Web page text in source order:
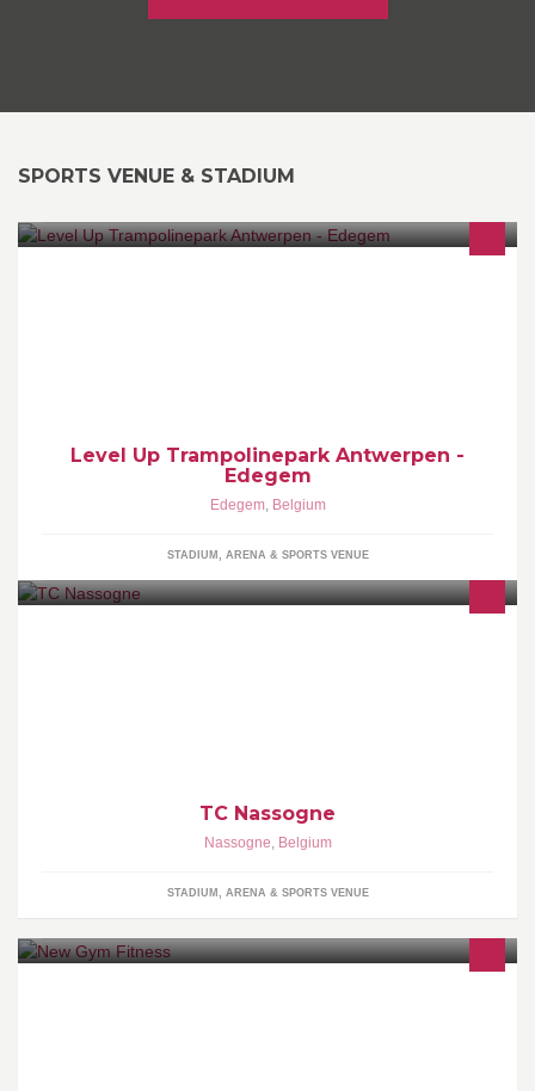
SPORTS VENUE & STADIUM
Level Up Trampolinepark Antwerpen -
Edegem
Edegem, Belgium
STADIUM, ARENA & SPORTS VENUE
TC Nassogne
Nassogne, Belgium
STADIUM, ARENA & SPORTS VENUE